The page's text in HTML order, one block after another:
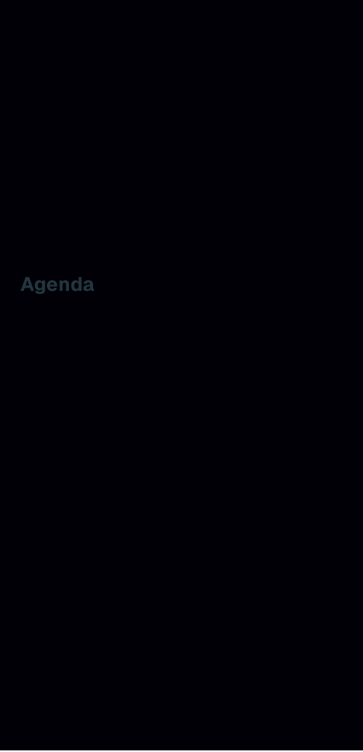
Agenda